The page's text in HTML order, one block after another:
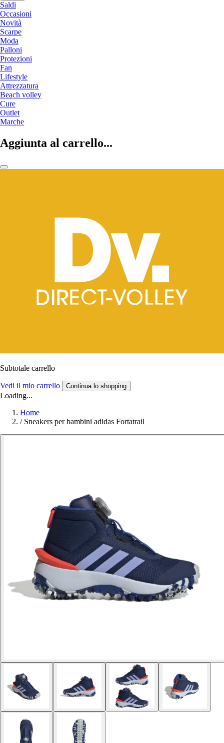
Saldi
Occasioni
Novità
Scarpe
Moda
Palloni
Protezioni
Fan
Lifestyle
Attrezzatura
Beach volley
Cure
Outlet
Marche
Aggiunta al carrello...
Subtotale carrello
Vedi il mio carrello Continua lo shopping
Loading...
Home
/ Sneakers per bambini adidas Fortatrail